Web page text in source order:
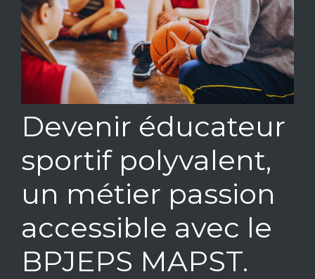
Devenir éducateur
sportif polyvalent,
un métier passion
accessible avec le
BPJEPS MAPST.